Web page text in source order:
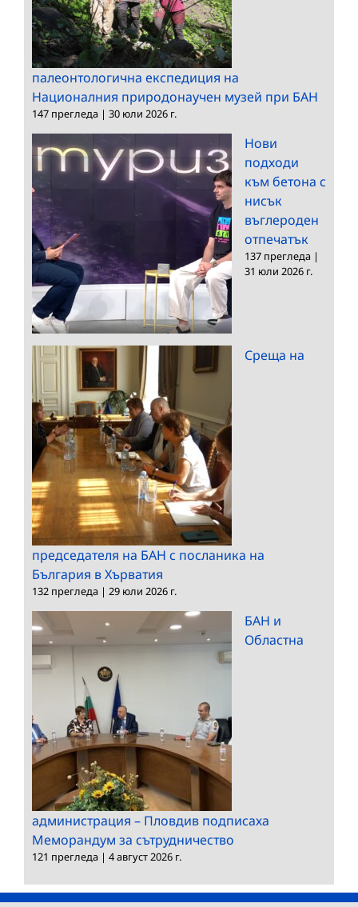
палеонтологична експедиция на
Националния природонаучен музей при БАН
147 прегледа | 30 юли 2026 г.
Нови
подходи
към бетона с
нисък
въглероден
отпечатък
137 прегледа |
31 юли 2026 г.
Среща на
председателя на БАН с посланика на
България в Хърватия
132 прегледа | 29 юли 2026 г.
БАН и
Областна
администрация – Пловдив подписаха
Меморандум за сътрудничество
121 прегледа | 4 август 2026 г.